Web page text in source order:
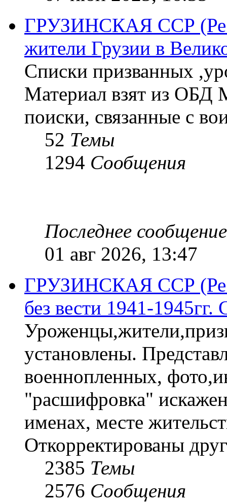
ГРУЗИНСКАЯ ССР
жители Грузии в
Списки призванных
Материал взят из ОБД
поиски, связанные с
52 Темы
1294 Сообщения
Последнее сообщение
01 авг 2026, 13:47
ГРУЗИНСКАЯ ССР
без вести 1941-
установлены.
военнопленных,
"расшифровка"
именах, месте
Откорректированы
2385 Темы
2576 Сообщения